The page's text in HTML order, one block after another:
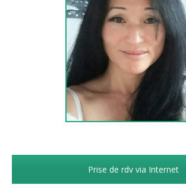
Prise de rdv via Internet